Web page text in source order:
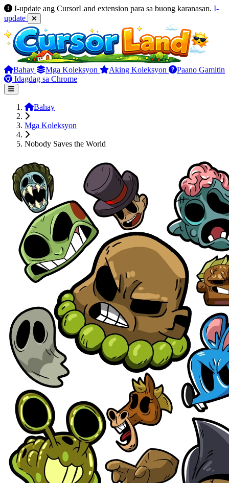
I-update ang CursorLand extension para sa buong karanasan. I-
update
Bahay Mga Koleksyon Aking Koleksyon
Paano Gamitin
Idagdag sa Chrome
Bahay
Mga Koleksyon
Nobody Saves the World